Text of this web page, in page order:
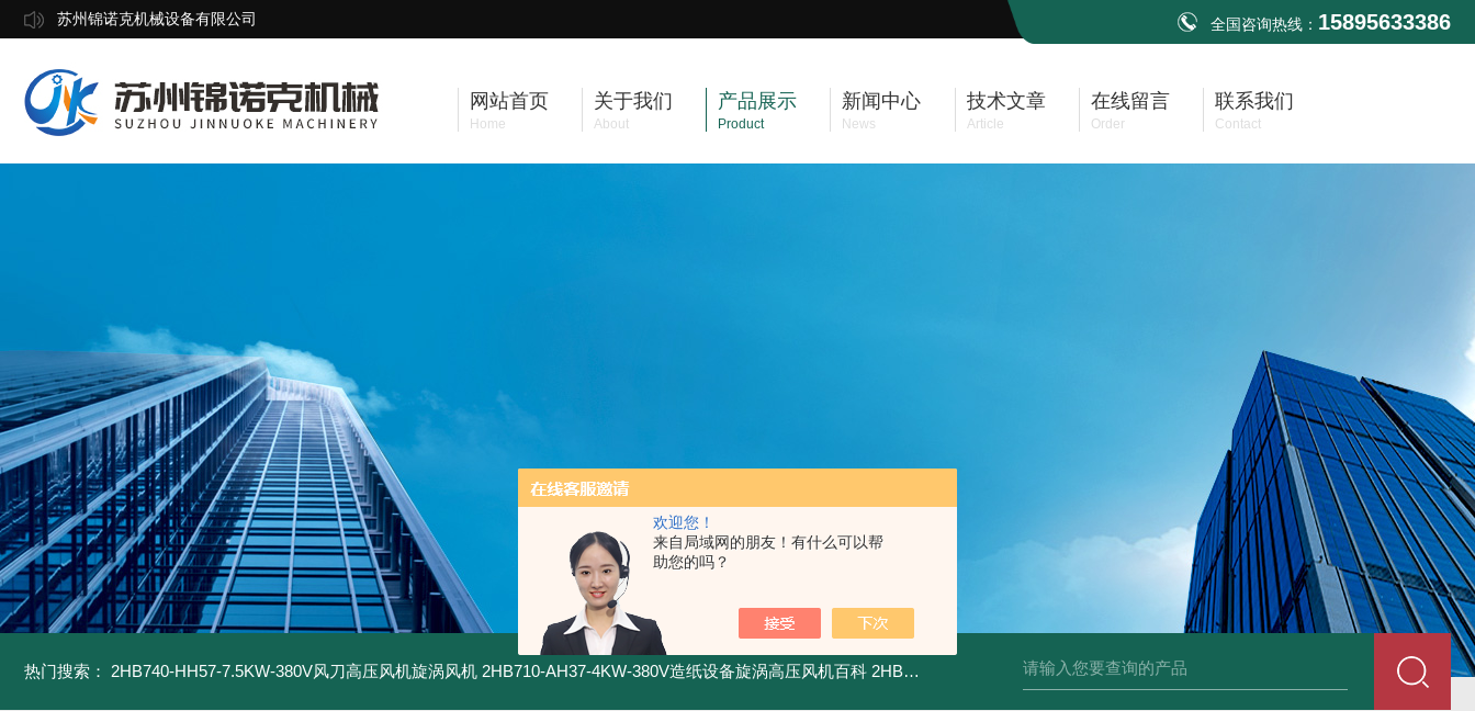
欢迎您！
来自局域网的朋友！有什么可以帮
助您的吗？
苏州锦诺克机械设备有限公司 全国咨询热线： 15895633386
网站首页
Home
关于我们
About
产品展示
Product
新闻中心
News
技术文章
Article
在线留言
Order
联系我们
Contact
热门搜索： 2HB740-HH57-7.5KW-380V风刀高压风机旋涡风机 2HB710-AH37-4KW-380V造纸设备旋涡高压风机百科 2HB820-HH27-7.5KW-380V强力吸尘高压风机旋涡风机 2HB930-AH07-8.5KW-